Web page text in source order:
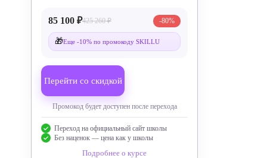
85 100 ₽425 260 ₽ -80%
🎁Еще -10% по промокоду SKILLU
Перейти со скидкой
Промокод будет доступен после перехода
Переход на официальный сайт школы
Без наценок — цена как у школы
Подробнее о курсе